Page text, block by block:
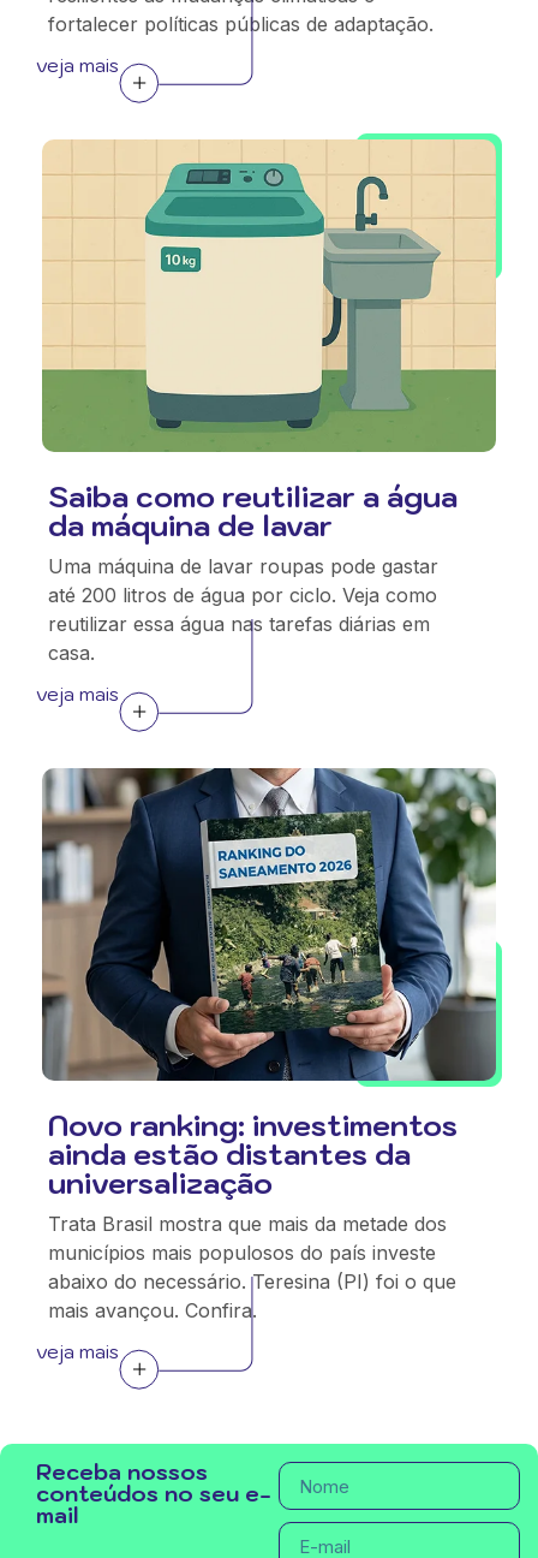
fortalecer políticas públicas de adaptação.
veja mais
Saiba como reutilizar a água
da máquina de lavar
Uma máquina de lavar roupas pode gastar
até 200 litros de água por ciclo. Veja como
reutilizar essa água nas tarefas diárias em
casa.
veja mais
Novo ranking: investimentos
ainda estão distantes da
universalização
Trata Brasil mostra que mais da metade dos
municípios mais populosos do país investe
abaixo do necessário. Teresina (PI) foi o que
mais avançou. Confira.
veja mais
Receba nossos
conteúdos no seu e-
mail